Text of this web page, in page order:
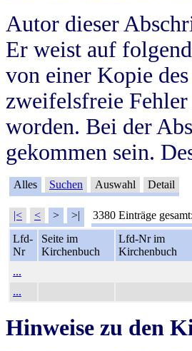
Autor dieser
Er weist auf
von einer Kopie
zweifelsfreie
worden. Bei der
gekommen sein.
Alles Suchen Auswahl Detail
|< < > >| 3380 Einträge gesamt:
Lfd-
Nr
Seite im
Kirchenbuch
Lfd-Nr im
Kirchenbuch
...
...
Hinweise zu den